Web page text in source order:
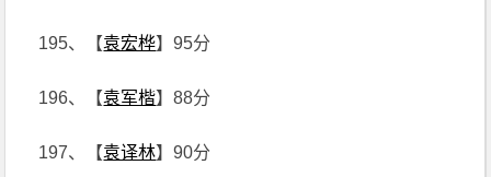
195、【袁宏桦】95分
196、【袁军楷】88分
197、【袁译林】90分